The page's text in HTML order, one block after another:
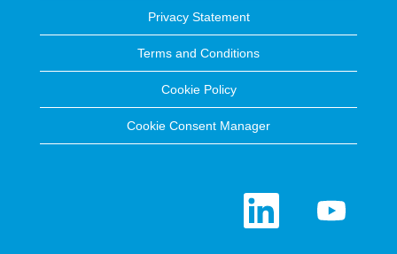
Privacy Statement
Terms and Conditions
Cookie Policy
Cookie Consent Manager
Ö
n